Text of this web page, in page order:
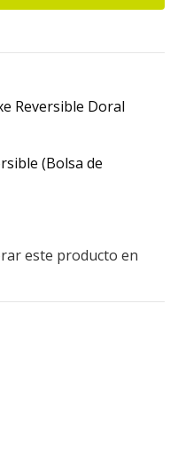
Reversible Doral
(Bolsa de
este producto en